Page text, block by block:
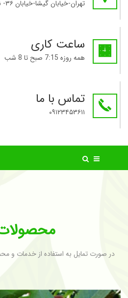
تهران-خیابان گیشا-خیابان ۳۶- نظری عارف
ساعت کاری
همه روزه 7:15 صبح تا 8 شب
تماس با ما
۰۹۱۲۳۴۵۳۶۱۱
در صورت تمایل به استفاده از خدمات و